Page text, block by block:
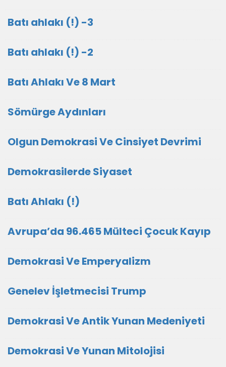
Batı ahlakı (!) -3
Batı ahlakı (!) -2
Batı Ahlakı Ve 8 Mart
Sömürge Aydınları
Olgun Demokrasi Ve Cinsiyet Devrimi
Demokrasilerde Siyaset
Batı Ahlakı (!)
Avrupa’da 96.465 Mülteci Çocuk Kayıp
Demokrasi Ve Emperyalizm
Genelev İşletmecisi Trump
Demokrasi Ve Antik Yunan Medeniyeti
Demokrasi Ve Yunan Mitolojisi